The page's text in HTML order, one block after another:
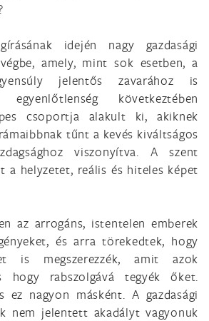
idején nagy gazdasági
amely, mint sok esetben, a
jelentős zavarához is
következtében
csoportja alakult ki, akiknek
tűnt a kevés kiváltságos
viszonyítva. A szent
a helyzetet, reális és hiteles képet
az arrogáns, istentelen emberek
és arra törekedtek, hogy
is megszerezzék, amit azok
hogy rabszolgává tegyék őket.
ez nagyon másként. A gazdasági
nem jelentett akadályt vagyonuk